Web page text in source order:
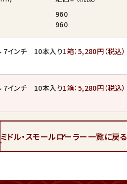
960
960
7インチ 10本入り1箱： 5,280円（税込）
7インチ 10本入り1箱： 5,280円（税込）
ミドル・スモールローラー一覧に戻る